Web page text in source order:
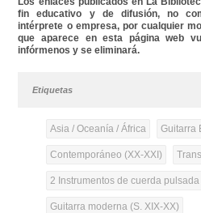
fin educativo y de difusión, no
intérprete o empresa, por cualquier
que aparece en esta página web
infórmenos y se eliminará.
Etiquetas
Asia / Oceanía / África Guitarra
Contemporáneo (XX-XXI)
2 Instrumentos de cuerda pulsada
Guitarra moderna (S. XIX-XX)